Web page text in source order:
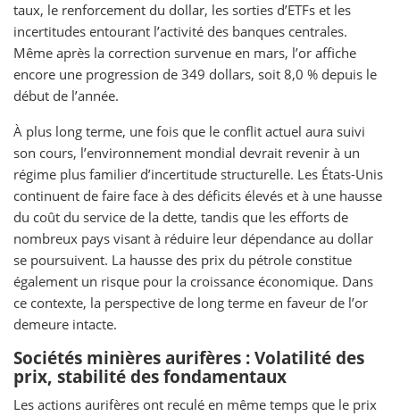
taux, le renforcement du dollar, les sorties d’ETFs et les
incertitudes entourant l’activité des banques centrales.
Même après la correction survenue en mars, l’or affiche
encore une progression de 349 dollars, soit 8,0 % depuis le
début de l’année.
À plus long terme, une fois que le conflit actuel aura suivi
son cours, l’environnement mondial devrait revenir à un
régime plus familier d’incertitude structurelle. Les États-Unis
continuent de faire face à des déficits élevés et à une hausse
du coût du service de la dette, tandis que les efforts de
nombreux pays visant à réduire leur dépendance au dollar
se poursuivent. La hausse des prix du pétrole constitue
également un risque pour la croissance économique. Dans
ce contexte, la perspective de long terme en faveur de l’or
demeure intacte.
Sociétés minières aurifères : Volatilité des
prix, stabilité des fondamentaux
Les actions aurifères ont reculé en même temps que le prix